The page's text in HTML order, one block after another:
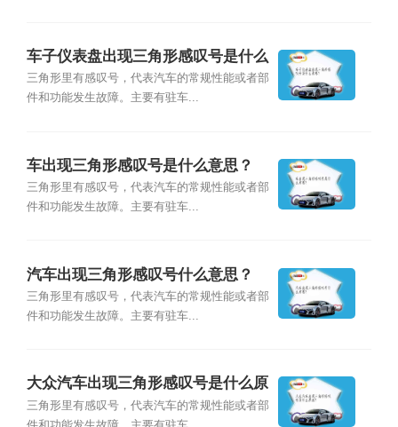
车子仪表盘出现三角形感叹号是什么
意思？
三角形里有感叹号，代表汽车的常规性能或者部
件和功能发生故障。主要有驻车...
车出现三角形感叹号是什么意思？
三角形里有感叹号，代表汽车的常规性能或者部
件和功能发生故障。主要有驻车...
汽车出现三角形感叹号什么意思？
三角形里有感叹号，代表汽车的常规性能或者部
件和功能发生故障。主要有驻车...
大众汽车出现三角形感叹号是什么原
因？
三角形里有感叹号，代表汽车的常规性能或者部